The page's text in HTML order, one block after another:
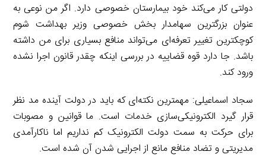
دولتی کار می‌کند خود بیمارستان خصوصی دارد. اگر من نوعی به
عنوان بزرگترین سهامدار بخش خصوصی وزیر بهداشت شوم
کوچکترین تغییر تعرفه‌ای می‌تواند منافع بسیاری برای من داشته
باشد. جا دارد قوه قضاییه در بررسی اینکه چقدر قانون اجرا نشده
ورود کند.
سجاد اسماعیلی: مهمترین نکته‌ای که باید در دولت آینده مد نظر
قرار گیرد الکترونیکی‌سازی خدمات است. ما قوانین و مصوبات
برای حرکت به سمت دولت الکترونیک کم نداریم اما ناکارآمدی
مدیریتی و تضاد منافع مانع از اجرایی شدن آن شده است.